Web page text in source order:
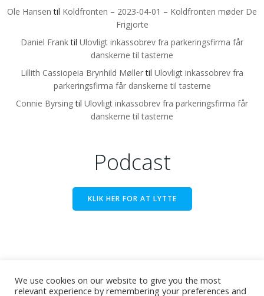
Ole Hansen til Koldfronten – 2023-04-01 – Koldfronten møder De
Frigjorte
Daniel Franktil Ulovligt inkassobrev fra parkeringsfirma får
danskerne til tasterne
Lillith Cassiopeia Brynhild Møllertil Ulovligt inkassobrev fra
parkeringsfirma får danskerne til tasterne
Connie Byrsingtil Ulovligt inkassobrev fra parkeringsfirma får
danskerne til tasterne
Podcast
KLIK HER FOR AT LYTTE
We use cookies on our website to give you the most
relevant experience by remembering your preferences and